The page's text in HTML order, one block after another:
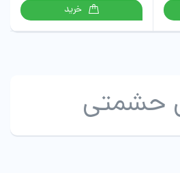
خرید
حشمتی